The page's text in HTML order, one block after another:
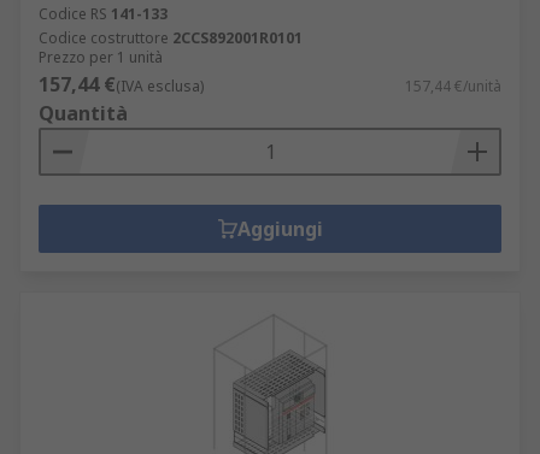
Codice RS 141-133
Codice costruttore 2CCS892001R0101
Prezzo per 1 unità
157,44 €(IVA esclusa) 157,44 €/unità
Quantità
Aggiungi